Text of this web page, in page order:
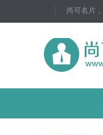
尚可名片